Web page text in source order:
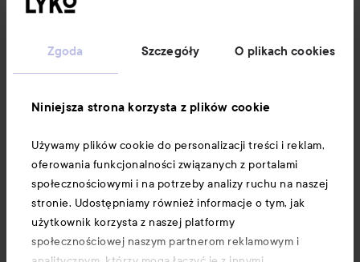
Zgoda Szczegóły O plikach cookies
Niniejsza strona korzysta z plików cookie
Używamy plików cookie do personalizacji treści i reklam,
oferowania funkcjonalności związanych z portalami
społecznościowymi i na potrzeby analizy ruchu na naszej
stronie. Udostępniamy również informacje o tym, jak
użytkownik korzysta z naszej platformy
społecznościowej naszym partnerom reklamowym i
Obsługa klienta
Informacje
Pobierz aplikację Lyko